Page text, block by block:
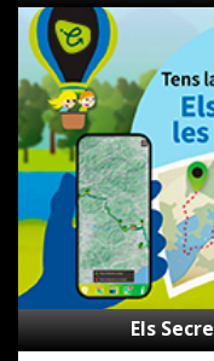
Els
Secrets
de
les
Vies
Verdes
Els